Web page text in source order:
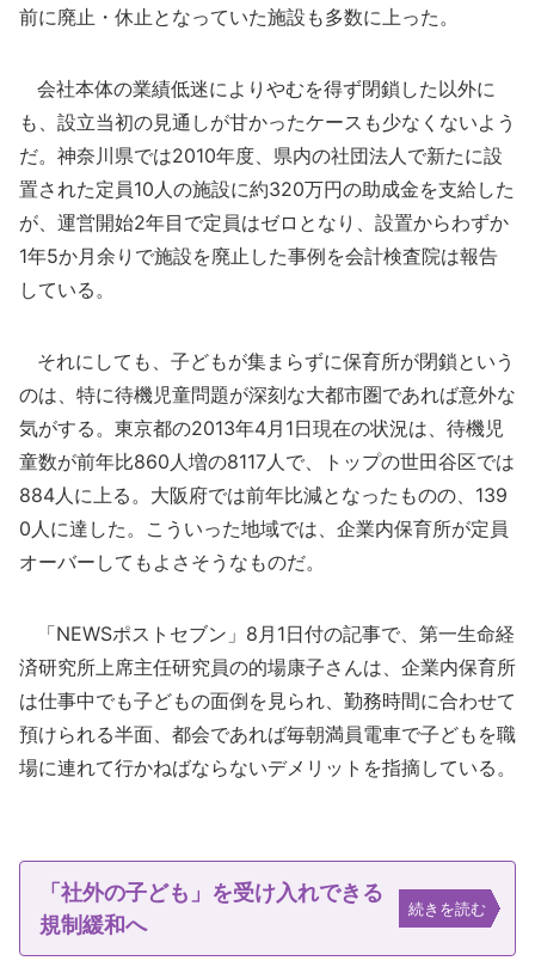
前に廃止・休止となっていた施設も多数に上った。
会社本体の業績低迷によりやむを得ず閉鎖した以外に
も、設立当初の見通しが甘かったケースも少なくないよう
だ。神奈川県では2010年度、県内の社団法人で新たに設
置された定員10人の施設に約320万円の助成金を支給した
が、運営開始2年目で定員はゼロとなり、設置からわずか
1年5か月余りで施設を廃止した事例を会計検査院は報告
している。
それにしても、子どもが集まらずに保育所が閉鎖という
のは、特に待機児童問題が深刻な大都市圏であれば意外な
気がする。東京都の2013年4月1日現在の状況は、待機児
童数が前年比860人増の8117人で、トップの世田谷区では
884人に上る。大阪府では前年比減となったものの、139
0人に達した。こういった地域では、企業内保育所が定員
オーバーしてもよさそうなものだ。
「NEWSポストセブン」8月1日付の記事で、第一生命経
済研究所上席主任研究員の的場康子さんは、企業内保育所
は仕事中でも子どもの面倒を見られ、勤務時間に合わせて
預けられる半面、都会であれば毎朝満員電車で子どもを職
場に連れて行かねばならないデメリットを指摘している。
「社外の子ども」を受け入れできる
規制緩和へ
続きを読む